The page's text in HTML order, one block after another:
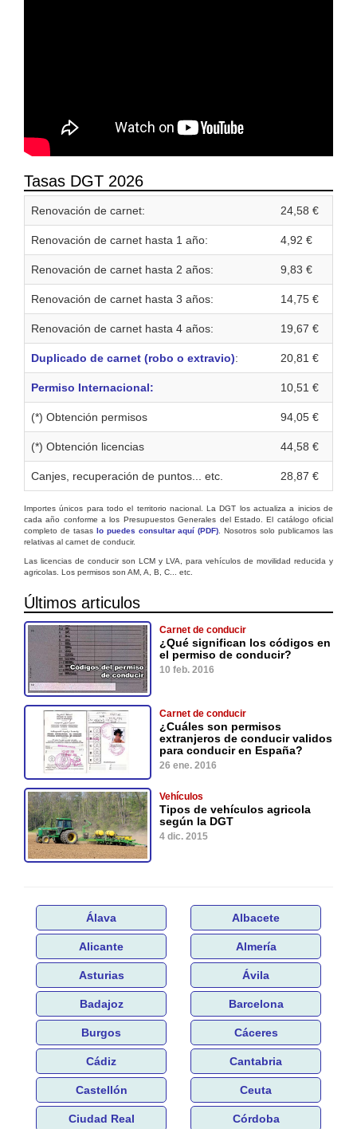
Tasas DGT 2026
Renovación de carnet: 24,58 €
Renovación de carnet hasta 1 año: 4,92 €
Renovación de carnet hasta 2 años: 9,83 €
Renovación de carnet hasta 3 años: 14,75 €
Renovación de carnet hasta 4 años: 19,67 €
Duplicado de carnet (robo o extravio): 20,81 €
Permiso Internacional: 10,51 €
(*) Obtención permisos 94,05 €
(*) Obtención licencias 44,58 €
Canjes, recuperación de puntos... etc. 28,87 €
Importes únicos para todo el territorio nacional. La DGT los actualiza a inicios de
cada año conforme a los Presupuestos Generales del Estado. El catálogo oficial
completo de tasas lo puedes consultar aquí (PDF). Nosotros solo publicamos las
relativas al carnet de conducir.
Las licencias de conducir son LCM y LVA, para vehículos de movilidad reducida y
agricolas. Los permisos son AM, A, B, C... etc.
Últimos articulos
Carnet de conducir
¿Qué significan los códigos en
el permiso de conducir?
10 feb. 2016
Carnet de conducir
¿Cuáles son permisos
extranjeros de conducir validos
para conducir en España?
26 ene. 2016
Vehículos
Tipos de vehículos agricola
según la DGT
4 dic. 2015
Álava Albacete
Alicante Almería
Asturias Ávila
Badajoz Barcelona
Burgos Cáceres
Cádiz Cantabria
Castellón Ceuta
Ciudad Real Córdoba